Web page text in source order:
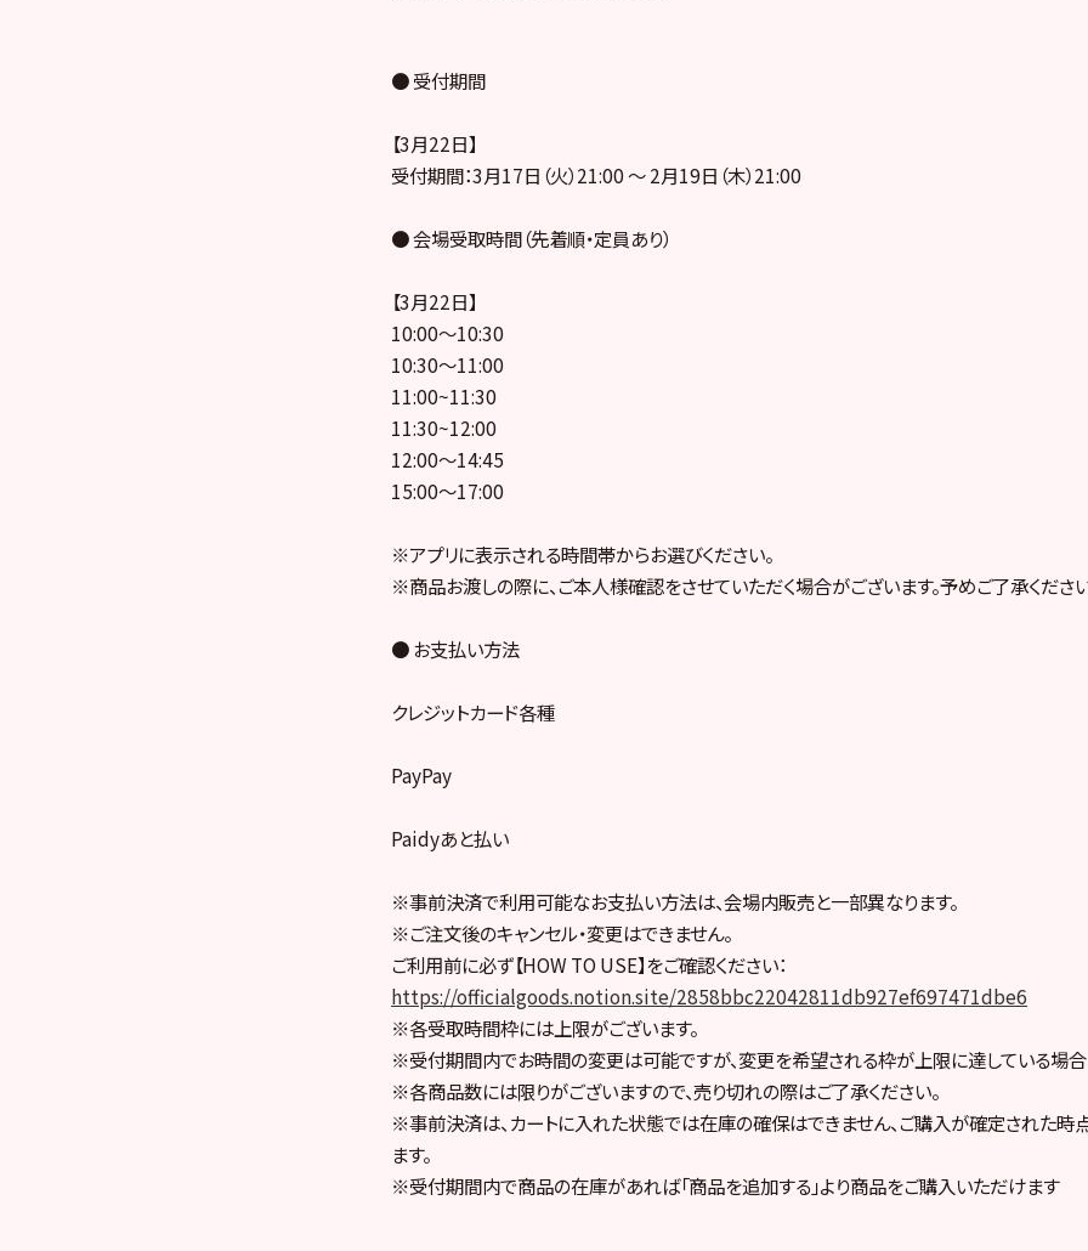
● 受付期間
【3月22日】
受付期間：3月17日（火）21:00 ～ 2月19日（木）21:00
● 会場受取時間（先着順・定員あり）
【3月22日】
10:00〜10:30
10:30〜11:00
11:00~11:30
11:30~12:00
12:00〜14:45
15:00〜17:00
※アプリに表示される時間帯からお選びください。
※商品お渡しの際に、ご本人様確認をさせていただく場合がございます。予めご了承くださ
● お支払い方法
クレジットカード各種
PayPay
Paidyあと払い
※事前決済で利用可能なお支払い方法は、会場内販売と一部異なります。
※ご注文後のキャンセル・変更はできません。
ご利用前に必ず【HOW TO USE】をご確認ください：
https://officialgoods.notion.site/2858bbc22042811db927ef697471dbe6
※各受取時間枠には上限がございます。
※受付期間内でお時間の変更は可能ですが、変更を希望される枠が上限に達している場合
※各商品数には限りがございますので、売り切れの際はご了承ください。
※事前決済は、カートに入れた状態では在庫の確保はできません、ご購入が確定された時
ます。
※受付期間内で商品の在庫があれば「商品を追加する」より商品をご購入いただけます